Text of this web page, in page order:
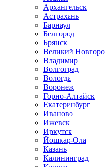
Архангельск
Астрахань
Барнаул
Белгород
Брянск
Великий
Владимир
Волгоград
Вологда
Воронеж
Горно-Алтайск
Екатеринбург
Иваново
Ижевск
Иркутск
Йошкар-Ола
Казань
Калининград